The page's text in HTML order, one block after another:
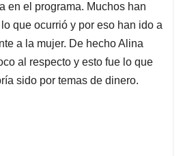
en el programa. Muchos han
que ocurrió y por eso han ido a
a la mujer. De hecho Alina
al respecto y esto fue lo que
sido por temas de dinero.